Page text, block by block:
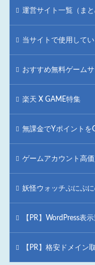
運営サイト一覧（まと
当サイトで使用して
おすすめ無料ゲーム
楽天 X GAME特集
無課金でYポイントを
ゲームアカウント高
妖怪ウォッチぷにぷ
【PR】WordPress表
【PR】格安ドメイン